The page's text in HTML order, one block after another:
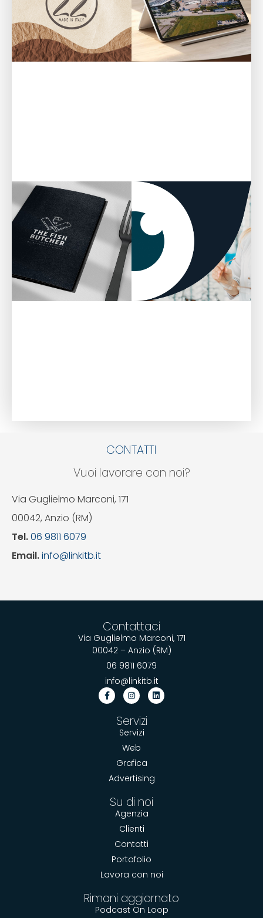
CONTATTI
Vuoi lavorare con noi?
Via Guglielmo Marconi, 171
00042, Anzio (RM)
Tel.06 9811 6079
Email.info@linkitb.it
Contattaci
Via Guglielmo Marconi, 171
00042 – Anzio (RM)
06 9811 6079
info@linkitb.it
Servizi
Servizi
Web
Grafica
Advertising
Su di noi
Agenzia
Clienti
Contatti
Portofolio
Lavora con noi
Rimani aggiornato
Podcast On Loop